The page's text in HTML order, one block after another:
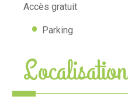
Accès gratuit
Parking
Localisation